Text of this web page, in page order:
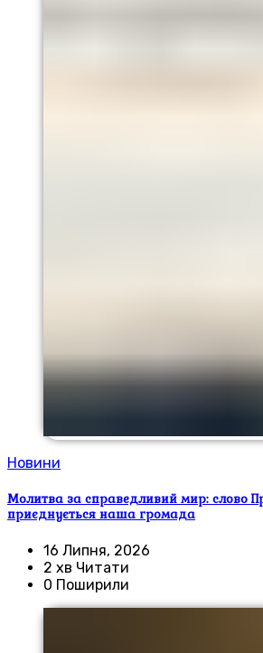
Новини
Молитва за справедливий мир: слово
приєднується наша громада
16 Липня, 2026
2 хв Читати
0 Поширили